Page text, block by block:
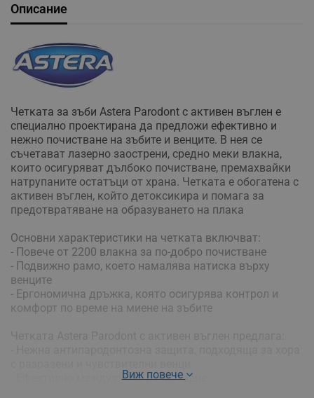
Описание
Четката за зъби Astera Parodont с активен въглен е
специално проектирана да предложи ефективно и
нежно почистване на зъбите и венците. В нея се
съчетават лазерно заострени, средно меки влакна,
които осигуряват дълбоко почистване, премахвайки
натрупаните остатъци от храна. Четката е обогатена с
активен въглен, който детоксикира и помага за
предотвратяване на образуването на плака
Основни характеристики на четката включват:
- Повече от 2200 влакна за по-добро почистване
- Подвижно рамо, което намалява натиска върху
венците
- Ергономична дръжка, която осигурява контрол и
комфорт по време на миене на зъбите
- Ефективно междузъбно почистване
Виж повече